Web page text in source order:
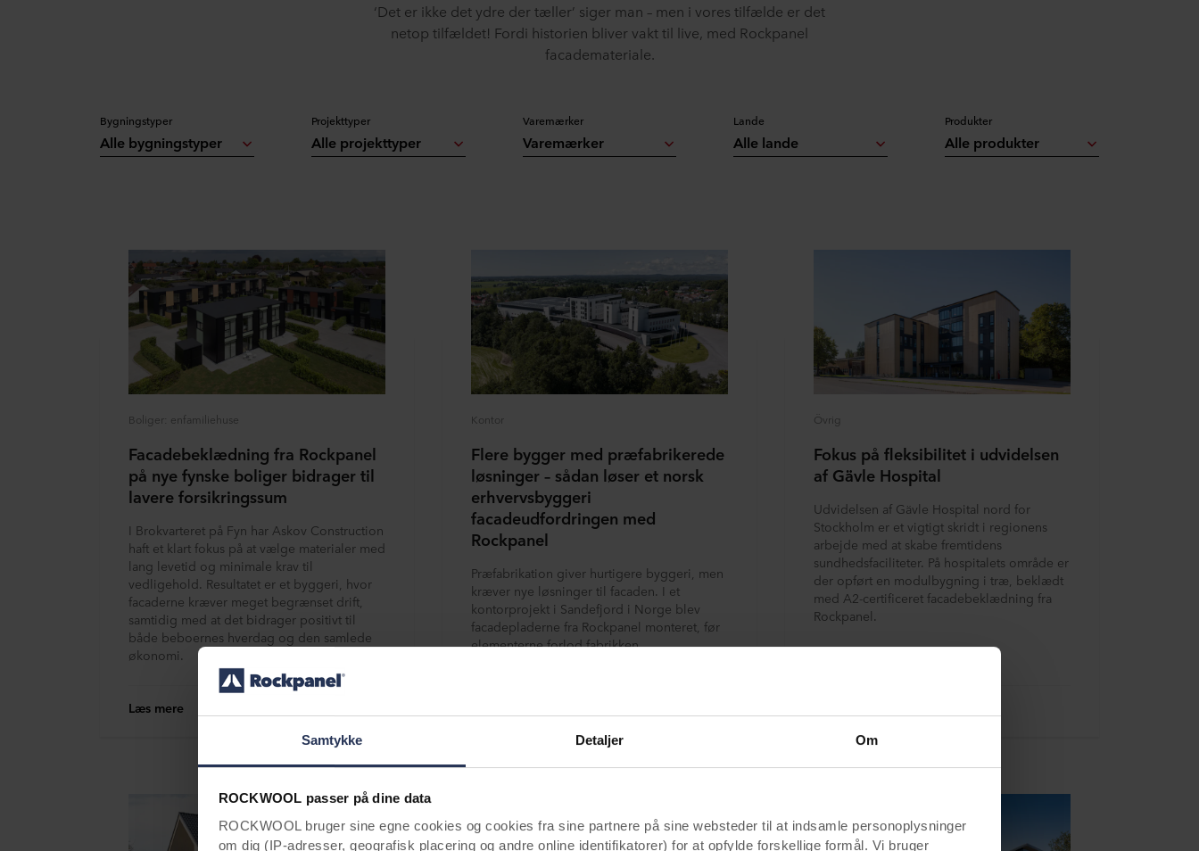
Samtykke Detaljer Om
ROCKWOOL passer på dine data
ROCKWOOL bruger sine egne cookies og cookies fra sine partnere på sine websteder til at indsamle personoplysninger
om dig (IP-adresser, geografisk placering og andre online identifikatorer) for at opfylde forskellige formål. Vi bruger
‘Det er ikke det ydre der tæller’ siger man – men i vores tilfælde er det
netop tilfældet! Fordi historien bliver vakt til live, med Rockpanel
facademateriale.
Bygningstyper
Alle bygningstyper
Projekttyper
Alle projekttyper
Varemærker
Varemærker
Lande
Alle lande
Produkter
Alle produkter
Boliger: enfamiliehuse
Facadebeklædning fra Rockpanel
på nye fynske boliger bidrager til
lavere forsikringssum
I Brokvarteret på Fyn har Askov Construction
haft et klart fokus på at vælge materialer med
lang levetid og minimale krav til
vedligehold. Resultatet er et byggeri, hvor
facaderne kræver meget begrænset drift,
samtidig med at det bidrager positivt til
både beboernes hverdag og den samlede
økonomi.
Læs mere
Kontor
Flere bygger med præfabrikerede
løsninger – sådan løser et norsk
erhvervsbyggeri
facadeudfordringen med
Rockpanel
Præfabrikation giver hurtigere byggeri, men
kræver nye løsninger til facaden. I et
kontorprojekt i Sandefjord i Norge blev
facadepladerne fra Rockpanel monteret, før
elementerne forlod fabrikken.
Övrig
Fokus på fleksibilitet i udvidelsen
af Gävle Hospital
Udvidelsen af Gävle Hospital nord for
Stockholm er et vigtigt skridt i regionens
arbejde med at skabe fremtidens
sundhedsfaciliteter. På hospitalets område er
der opført en modulbygning i træ, beklædt
med A2-certificeret facadebeklædning fra
Rockpanel.